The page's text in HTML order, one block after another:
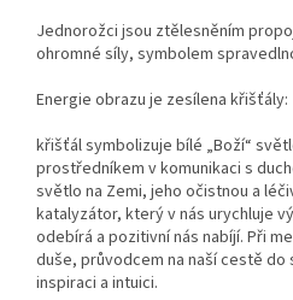
Jednorožci jsou ztělesněním
ohromné síly, symbolem
Energie obrazu je zesílena křišťály:
křišťál symbolizuje bílé „Boží“
prostředníkem v komunikaci s
světlo na Zemi, jeho očistnou a
katalyzátor, který v nás urychluje
odebírá a pozitivní nás nabíjí. Při
duše, průvodcem na naší cestě do
inspiraci a intuici.